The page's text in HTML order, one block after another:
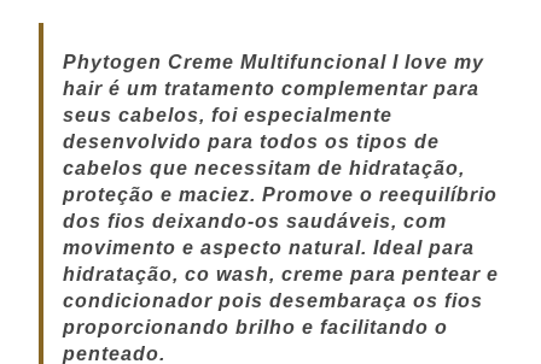
Phytogen Creme Multifuncional I love my
hair é um tratamento complementar para
seus cabelos, foi especialmente
desenvolvido para todos os tipos de
cabelos que necessitam de hidratação,
proteção e maciez. Promove o reequilíbrio
dos fios deixando-os saudáveis, com
movimento e aspecto natural. Ideal para
hidratação, co wash, creme para pentear e
condicionador pois desembaraça os fios
proporcionando brilho e facilitando o
penteado.